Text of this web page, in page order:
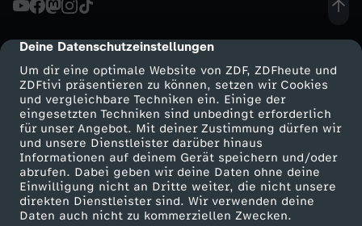
cmp-dialog-description
Deine Datenschutzeinstellungen
Um dir eine optimale Website von ZDF, ZDFheute und
ZDFtivi präsentieren zu können, setzen wir Cookies
und vergleichbare Techniken ein. Einige der
eingesetzten Techniken sind unbedingt erforderlich
für unser Angebot. Mit deiner Zustimmung dürfen wir
und unsere Dienstleister darüber hinaus
Informationen auf deinem Gerät speichern und/oder
abrufen. Dabei geben wir deine Daten ohne deine
Einwilligung nicht an Dritte weiter, die nicht unsere
direkten Dienstleister sind. Wir verwenden deine
Daten auch nicht zu kommerziellen Zwecken.
-
M
i
t
t
a
Mehr ZDF
ZDF-Apps
Smart TV
ZDFtext
Service
ZDFmitreden
Kontakt zum ZDF
Tickets